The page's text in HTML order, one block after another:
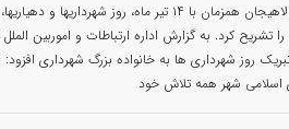
نبض خبر؛ شهردار لاهیجان همزمان با ۱۴ تیر ماه، روز
تشریح کرد. به گزارش اداره ارتباطات و اموربین
روز شهرداری ها به خانواده بزرگ شهرداری افزود:
اسلامی شهر همه تلاش خود